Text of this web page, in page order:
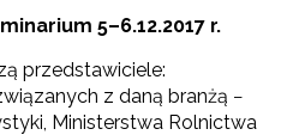
5–6.12.2017 r.
przedstawiciele:
z daną branżą −
Ministerstwa Rolnictwa